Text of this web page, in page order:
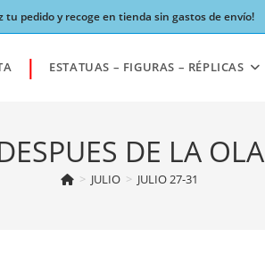
tu pedido y recoge en tienda sin gastos de envío!
| ESTATUAS – FIGURAS – RÉPLICAS
DE LA OLA
> JULIO > JULIO 27-31